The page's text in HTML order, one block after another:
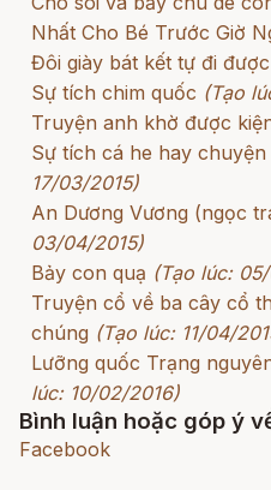
Nhất Cho Bé Trước Giờ
Đôi giày bát kết tự đi được
Sự tích chim quốc (Tạo
Truyện anh khờ được
Sự tích cá he hay
17/03/2015)
An Dương Vương (ngọc
03/04/2015)
Bảy con quạ (Tạo lúc:
Truyện cổ về ba cây cổ
chúng (Tạo lúc: 11/04/
Lưỡng quốc Trạng
lúc: 10/02/2016)
Bình luận hoặc góp ý
Facebook